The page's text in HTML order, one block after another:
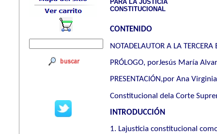
PARA LA JUSTICIA
CONSTITUCIONAL
CONTENIDO
NOTADELAUTOR A LA TERCERA
PRÓLOGO, porJesús María
PRESENTACIÓN,por Ana
Constitucional dela Corte
INTRODUCCIÓN
1. Lajusticia constitucional